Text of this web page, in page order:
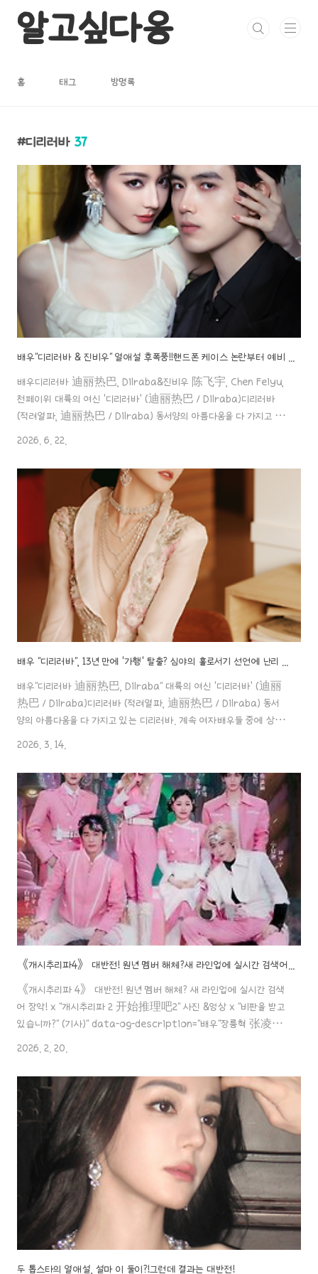
알고싶다옹
홈 태그 방명록
디리러바 37
배우디리러바 迪丽热巴, Dilraba&진비우 陈飞宇, Chen Feiyu,
천페이위 대륙의 여신 ‘디리러바’ (迪丽热巴 / Dilraba)디리러바
(적려열파, 迪丽热巴 / Dilraba) 동서양의 아름다움을 다 가지고 있
국 연예계의 귀족 배우 "진비우"배우"진비우 陳飛宇, Chen Fei Yu,
천페이" 정말 말 그래도 태어날 때부터 연예계의 다이아몬드 수저라고
할 수 있는 배우죠..!태어나보니 아버지는 유명 감독에 태어나보니 어머
니 유명 배우..aaa888000.com ✖️배우"디리러바 & 진비우" 열애설
후폭풍!! 핸드폰 케이스 논란부터 예비 시어..
2026. 6. 22.
배우"디리러바 迪丽热巴, Dilraba" 대륙의 여신 ‘디리러바’ (迪丽
热巴 / Dilraba)디리러바 (적려열파, 迪丽热巴 / Dilraba) 동서
양의 아름다움을 다 가지고 있는 디리러바. 계속 여자배우들 중에 상위
심야의 홀로서기 선언에 난리 난 이유..ㄷㄷ 배우"디리러바", 소속사 강압
적 계약 연장 폭로?!네티즌들: 조로사 배우처럼 탈출하기 위해 이 방배
우"디리러바 迪丽热巴, Dilraba" 대륙의 여신 ‘디리러바’ (迪丽热
巴 / Dilraba)디리러바 (적려열파, 迪丽热巴 / Dilraba) 동서양의
아름다움을 다 가지고 있는 디리러바..
2026. 3. 14.
《개시추리파 4》 대반전! 원년 멤버 해체? 새 라인업에 실시간 검색
어 장악! x "개시추리파 2 开始推理吧2" 사진 &영상 x "비판을 받고
있습니까?" (기사)" data-og-description="배우"장릉혁 张凌赫,
씁쓸하네요.열애설만 아니었어도 " data-og-
host="aaa888000.com" data-og-source-
url="https://aaa888.tistory.com/entry/
x-%EA%B0%9C%EC%8B%9C%EC..
2026. 2. 20.
두 톱스타의 열애설, 설마 이 둘이?!그런데 결과는 대반전!